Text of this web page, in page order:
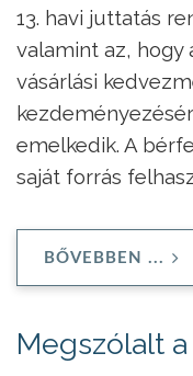
13. havi juttatás
valamint az,
vásárlási
emelkedik. A
saját forrás
BŐVEBBEN ...
Megszólalt